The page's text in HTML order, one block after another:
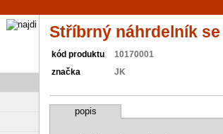
Stříbrný náhrdelník
kód produktu 10170001
značka JK
popis